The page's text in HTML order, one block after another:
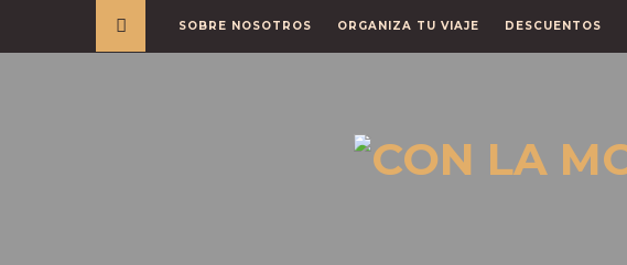
SOBRE NOSOTROS ORGANIZA TU VIAJE DESCUENTOS